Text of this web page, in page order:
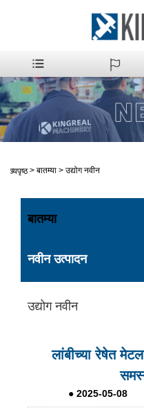
मुख्यपृष्ठ > बातम्या > उद्योग नवीन
बातम्या
नवीन उत्पादन
उद्योग नवीन
लांबीच्या रेषेत
● 2025-05-08